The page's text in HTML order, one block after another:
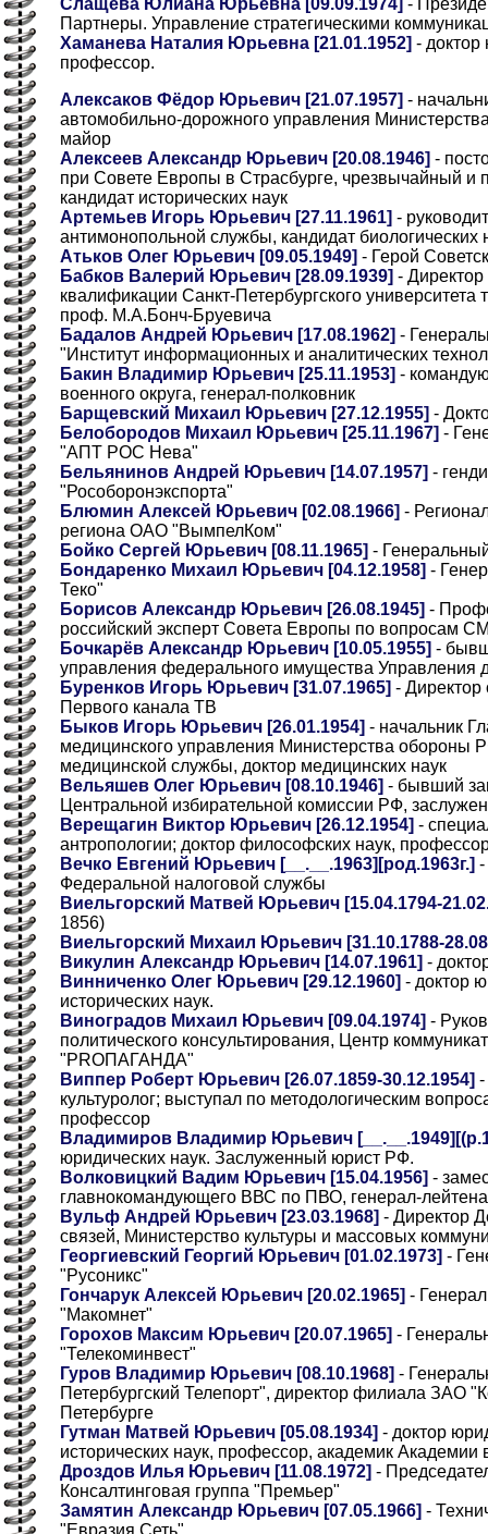
Слащева Юлиана Юрьевна [09.09.1974] -
Партнеры. Управление стратегическими
Хаманева Наталия Юрьевна [21.01.1952] - доктор
профессор.
Алексаков Фёдор Юрьевич [21.07.1957] -
автомобильно-дорожного управления
майор
Алексеев Александр Юрьевич [20.08.1946] -
при Совете Европы в Страсбурге, чрезвычайный
кандидат исторических наук
Артемьев Игорь Юрьевич [27.11.1961] -
антимонопольной службы, кандидат биологических
Атьков Олег Юрьевич [09.05.1949] - Герой
Бабков Валерий Юрьевич [28.09.1939] -
квалификации Санкт-Петербургского университета
проф. М.А.Бонч-Бруевича
Бадалов Андрей Юрьевич [17.08.1962] -
"Институт информационных и аналитических
Бакин Владимир Юрьевич [25.11.1953] -
военного округа, генерал-полковник
Барщевский Михаил Юрьевич [27.12.1955] -
Белобородов Михаил Юрьевич [25.11.1967] -
"АПТ РОС Нева"
Бельянинов Андрей Юрьевич [14.07.1957] -
"Рособоронэкспорта"
Блюмин Алексей Юрьевич [02.08.1966] -
региона ОАО "ВымпелКом"
Бойко Сергей Юрьевич [08.11.1965] -
Бондаренко Михаил Юрьевич [04.12.1958] -
Теко"
Борисов Александр Юрьевич [26.08.1945] -
российский эксперт Совета Европы по вопросам
Бочкарёв Александр Юрьевич [10.05.1955] -
управления федерального имущества Управления
Буренков Игорь Юрьевич [31.07.1965] -
Первого канала ТВ
Быков Игорь Юрьевич [26.01.1954] - начальник
медицинского управления Министерства обороны
медицинской службы, доктор медицинских наук
Вельяшев Олег Юрьевич [08.10.1946] - бывший
Центральной избирательной комиссии РФ,
Верещагин Виктор Юрьевич [26.12.1954] -
антропологии; доктор философских наук,
Вечко Евгений Юрьевич [__.__.1963][род.1963г.] -
Федеральной налоговой службы
Виельгорский Матвей Юрьевич [15.04.1794-
1856)
Виельгорский Михаил Юрьевич [31.10.1788-
Викулин Александр Юрьевич [14.07.1961] -
Винниченко Олег Юрьевич [29.12.1960] - доктор
исторических наук.
Виноградов Михаил Юрьевич [09.04.1974] -
политического консультирования, Центр
"PRОПАГАНДА"
Виппер Роберт Юрьевич [26.07.1859-30.12.1954] -
культуролог; выступал по методологическим
профессор
Владимиров Владимир Юрьевич
юридических наук. Заслуженный юрист РФ.
Волковицкий Вадим Юрьевич [15.04.1956] -
главнокомандующего ВВС по ПВО, генерал-
Вульф Андрей Юрьевич [23.03.1968] - Директор
связей, Министерство культуры и массовых
Георгиевский Георгий Юрьевич [01.02.1973] -
"Русоникс"
Гончарук Алексей Юрьевич [20.02.1965] -
"Макомнет"
Горохов Максим Юрьевич [20.07.1965] -
"Телекоминвест"
Гуров Владимир Юрьевич [08.10.1968] -
Петербургский Телепорт", директор филиала ЗАО
Петербурге
Гутман Матвей Юрьевич [05.08.1934] - доктор
исторических наук, профессор, академик Академии
Дроздов Илья Юрьевич [11.08.1972] -
Консалтинговая группа "Премьер"
Замятин Александр Юрьевич [07.05.1966] -